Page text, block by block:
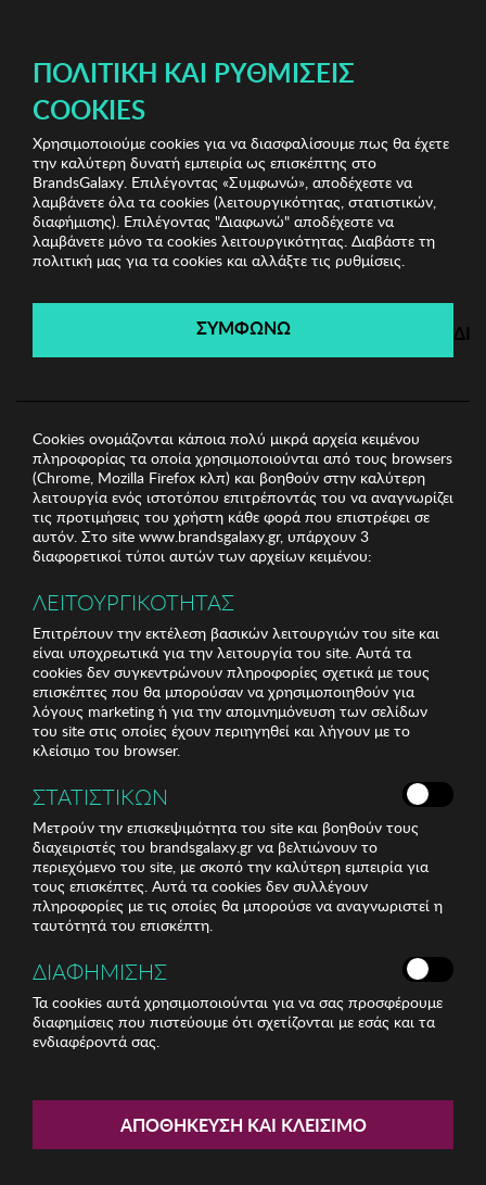
Biston Ανδρικές Μπλούζες
Ανδρική Μπλούζα
BISTON
Biston
Λήγει σε: 00ημέρες | 00ώρες 00λεπτά 00δευτ.
Ανδρική Μπλούζα BISTON
ΠΟΛΙΤΙΚΉ ΚΑΙ ΡΥΘΜΊΣΕΙΣ
COOKIES
Χρησιμοποιούμε cookies για να διασφαλίσουμε πως θα έχετε
την καλύτερη δυνατή εμπειρία ως επισκέπτης στο
BrandsGalaxy. Επιλέγοντας «Συμφωνώ», αποδέχεστε να
λαμβάνετε όλα τα cookies (λειτουργικότητας, στατιστικών,
διαφήμισης). Επιλέγοντας "Διαφωνώ" αποδέχεστε να
λαμβάνετε μόνο τα cookies λειτουργικότητας. Διαβάστε τη
πολιτική μας για τα cookies και αλλάξτε τις ρυθμίσεις.
ΣΥΜΦΩΝΩ
Cookies ονομάζονται κάποια πολύ μικρά αρχεία κειμένου
πληροφορίας τα οποία χρησιμοποιούνται από τους browsers
(Chrome, Mozilla Firefox κλπ) και βοηθούν στην καλύτερη
λειτουργία ενός ιστοτόπου επιτρέποντάς του να αναγνωρίζει
τις προτιμήσεις του χρήστη κάθε φορά που επιστρέφει σε
αυτόν. Στο site www.brandsgalaxy.gr, υπάρχουν 3
διαφορετικοί τύποι αυτών των αρχείων κειμένου:
ΛΕΙΤΟΥΡΓΙΚΟΤΗΤΑΣ
Επιτρέπουν την εκτέλεση βασικών λειτουργιών του site και
είναι υποχρεωτικά για την λειτουργία του site. Αυτά τα
cookies δεν συγκεντρώνουν πληροφορίες σχετικά με τους
επισκέπτες που θα μπορούσαν να χρησιμοποιηθούν για
λόγους marketing ή για την απομνημόνευση των σελίδων
του site στις οποίες έχουν περιηγηθεί και λήγουν με το
κλείσιμο του browser.
ΣΤΑΤΙΣΤΙΚΩΝ
Μετρούν την επισκεψιμότητα του site και βοηθούν τους
διαχειριστές του brandsgalaxy.gr να βελτιώνουν το
περιεχόμενο του site, με σκοπό την καλύτερη εμπειρία για
τους επισκέπτες. Αυτά τα cookies δεν συλλέγουν
πληροφορίες με τις οποίες θα μπορούσε να αναγνωριστεί η
ταυτότητά του επισκέπτη.
ΔΙΑΦΗΜΙΣΗΣ
Τα cookies αυτά χρησιμοποιούνται για να σας προσφέρουμε
διαφημίσεις που πιστεύουμε ότι σχετίζονται με εσάς και τα
ενδιαφέροντά σας.
ΑΠΟΘΉΚΕΥΣΗ ΚΑΙ ΚΛΕΊΣΙΜΟ